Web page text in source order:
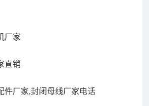
厂家
直销
件厂家,封闭母线厂家电话